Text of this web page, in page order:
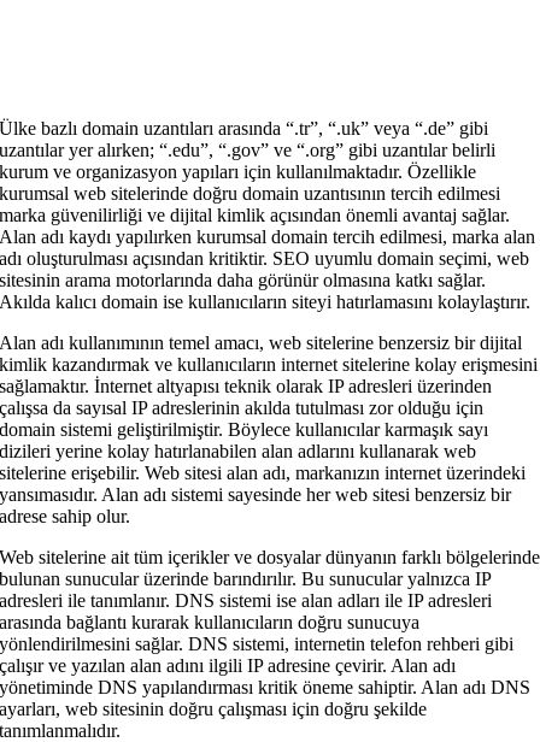
Ülke bazlı domain uzantıları arasında “.tr”, “.uk” veya “.de” gibi
uzantılar yer alırken; “.edu”, “.gov” ve “.org” gibi uzantılar belirli
kurum ve organizasyon yapıları için kullanılmaktadır. Özellikle
kurumsal web sitelerinde doğru domain uzantısının tercih edilmesi
marka güvenilirliği ve dijital kimlik açısından önemli avantaj sağlar.
Alan adı kaydı yapılırken kurumsal domain tercih edilmesi, marka alan
adı oluşturulması açısından kritiktir. SEO uyumlu domain seçimi, web
sitesinin arama motorlarında daha görünür olmasına katkı sağlar.
Akılda kalıcı domain ise kullanıcıların siteyi hatırlamasını kolaylaştırır.
Alan adı kullanımının temel amacı, web sitelerine benzersiz bir dijital
kimlik kazandırmak ve kullanıcıların internet sitelerine kolay erişmesini
sağlamaktır. İnternet altyapısı teknik olarak IP adresleri üzerinden
çalışsa da sayısal IP adreslerinin akılda tutulması zor olduğu için
domain sistemi geliştirilmiştir. Böylece kullanıcılar karmaşık sayı
dizileri yerine kolay hatırlanabilen alan adlarını kullanarak web
sitelerine erişebilir. Web sitesi alan adı, markanızın internet üzerindeki
yansımasıdır. Alan adı sistemi sayesinde her web sitesi benzersiz bir
adrese sahip olur.
Web sitelerine ait tüm içerikler ve dosyalar dünyanın farklı bölgelerinde
bulunan sunucular üzerinde barındırılır. Bu sunucular yalnızca IP
adresleri ile tanımlanır. DNS sistemi ise alan adları ile IP adresleri
arasında bağlantı kurarak kullanıcıların doğru sunucuya
yönlendirilmesini sağlar. DNS sistemi, internetin telefon rehberi gibi
çalışır ve yazılan alan adını ilgili IP adresine çevirir. Alan adı
yönetiminde DNS yapılandırması kritik öneme sahiptir. Alan adı DNS
ayarları, web sitesinin doğru çalışması için doğru şekilde
tanımlanmalıdır.